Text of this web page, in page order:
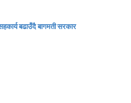
बढाउँदै बागमती सरकार